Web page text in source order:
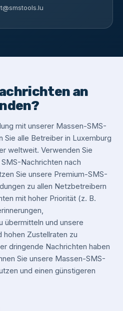
an
mit unserer Massen-SMS-
Sie alle Betreiber in Luxemburg
weltweit. Verwenden Sie
Nachrichten nach
Sie unsere Premium-SMS-
zu allen Netzbetreibern
mit hoher Priorität (z. B.
übermitteln und unsere
hohen Zustellraten zu
dringende Nachrichten haben
Sie unsere Massen-SMS-
und einen günstigeren